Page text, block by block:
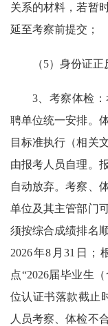
关系的材料，若暂
延至考察前提交；
（5）身份证
3、考察体检
聘单位统一安排。
目标准执行（相关
由报考人员自理。
自动放弃。考察、
单位及其主管部门
须按综合成绩排名
2026年8月31日；
点“2026届毕业生
位认证书落款截止
人员考察、体检不